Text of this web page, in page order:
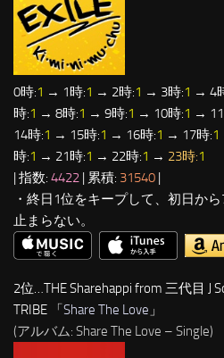
0時:1 → 1時:1 → 2時:1 → 3時:1 → 4
時:1 → 8時:1 → 9時:1 → 10時:1 →
14時:1 → 15時:1 → 16時:1 → 17時:1
時:1 → 21時:1 → 22時:1 → 23時:1
| 指数: 4422 | 累積: 31540 |
・終日1位をキープして、初日か
止まらない。
2位…THE Sharehappi from 三代目 J
TRIBE 「Share The Love 」
(アルバム: Share The Love – Single)